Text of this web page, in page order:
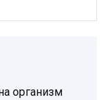
организм